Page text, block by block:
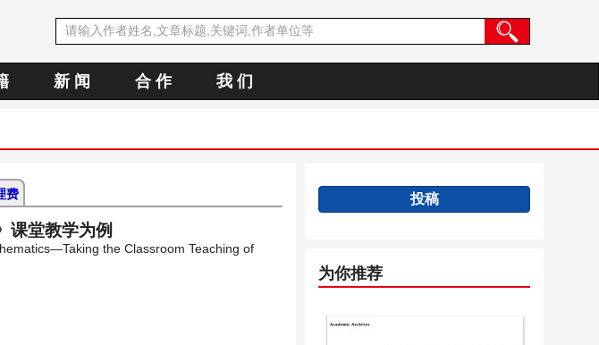
新 闻 合 作 我 们
费
课堂教学为例
the Classroom Teaching of
投稿
为你推荐